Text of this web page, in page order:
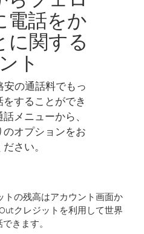
電話をか
に関する
ト
安の通話料でもっ
をすることができ
メニューから、
のオプションをお
さい。
トの残高はアカウント画面か
クレジットを利用して世界
きます。